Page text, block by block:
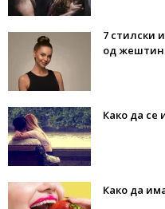
7 стилски
од
Како да се
Како да